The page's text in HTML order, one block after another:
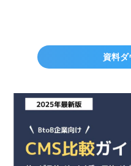
資料ダ